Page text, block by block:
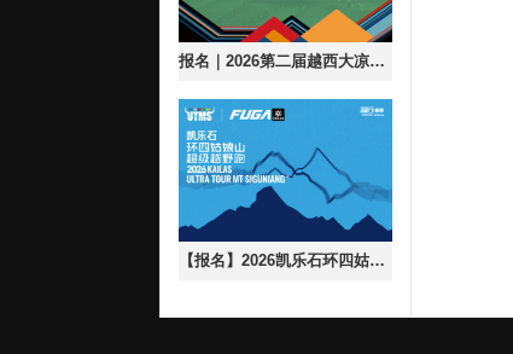
报名｜2026第二届越西大凉山超级越野跑
【报名】2026凯乐石环四姑娘山超级越野跑